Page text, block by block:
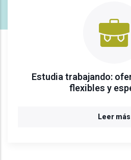
Estudia trabajando:
flexibles y
Leer más